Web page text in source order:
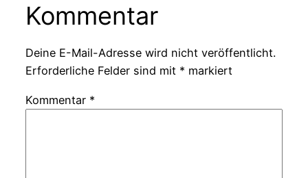
Kommentar
Deine E-Mail-Adresse wird nicht veröffentlicht.
Erforderliche Felder sind mit * markiert
Kommentar *